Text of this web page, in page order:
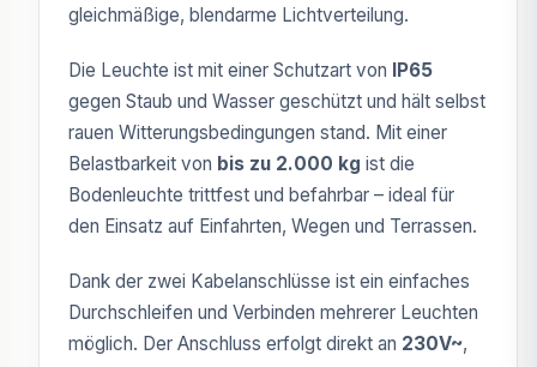
gleichmäßige, blendarme Lichtverteilung.
Die Leuchte ist mit einer Schutzart von IP65
gegen Staub und Wasser geschützt und hält selbst
rauen Witterungsbedingungen stand. Mit einer
Belastbarkeit von bis zu 2.000 kg ist die
Bodenleuchte trittfest und befahrbar – ideal für
den Einsatz auf Einfahrten, Wegen und Terrassen.
Dank der zwei Kabelanschlüsse ist ein einfaches
Durchschleifen und Verbinden mehrerer Leuchten
möglich. Der Anschluss erfolgt direkt an 230V~,